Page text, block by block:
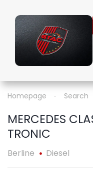
Homepage Search
MERCEDES
TRONIC
Berline Diesel